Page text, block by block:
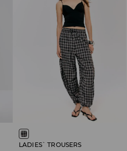
LADIES` TROUSERS